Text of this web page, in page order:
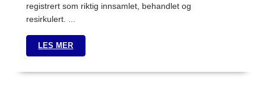
registrert som riktig innsamlet, behandlet og
resirkulert. ...
LES MER